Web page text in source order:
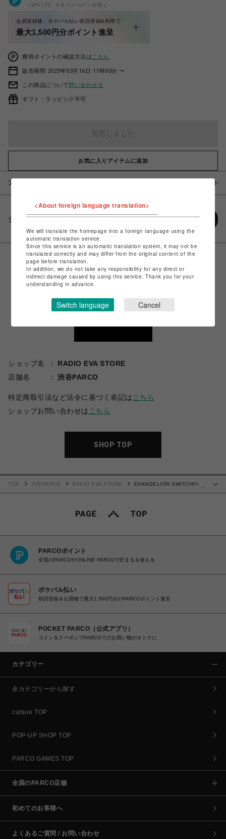
（1P=1円）※キャンペーン分除く
会員登録後、ポケパル払い初回登録&利用で
最大1,500円分ポイント進呈
獲得ポイントの確認方法は こちら
販売期間 2023年03月16日 11時00分 〜
この商品について問い合わせる
ギフト：ラッピング不可
お気に入りアイテムに追加
アイテム説明 / 素材
シェアする
ショップ名
RADIO EVA STORE
店舗名
渋谷PARCO
特定商取引法など法令に基づく表記は こちら
ショップお問い合わせは こちら
SHOP TOP
TOP 渋谷PARCO RADIO EVA STORE
EVANGELION SWITCHING
PARCOポイント
全国のPARCOやONLINE PARCOで貯まる＆使える
ポケパル払い
初回登録＆お買物で最大1,500円分のPARCOポイント進呈
POCKET PARCO（公式アプリ）
コイン＆クーポンでPARCOでのお買い物がオトクに
カテゴリー
全カテゴリーから探す
culture TOP
POP-UP SHOP TOP
PARCO GAMES TOP
全国のPARCO店舗
初めてのお客様へ
よくあるご質問 / お問い合わせ
<About foreign language translation>
We will translate the homepage into a foreign language using the
automatic translation service.
Since this service is an automatic translation system, it may not be
translated correctly and may differ from the original content of the
page before translation.
In addition, we do not take any responsibility for any direct or
indirect damage caused by using this service. Thank you for your
understanding in advance.
Switch language Cancel